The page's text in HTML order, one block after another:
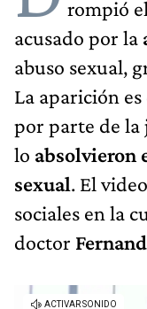
rompió
acusado por la
abuso sexual,
La aparición
por parte de la
lo absolvieron
sexual. El
sociales en la
doctor